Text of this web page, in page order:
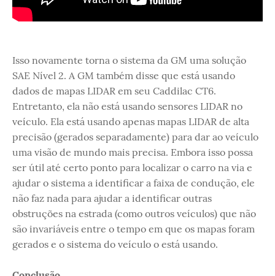
Isso novamente torna o sistema da GM uma solução
SAE Nível 2. A GM também disse que está usando
dados de mapas LIDAR em seu Caddilac CT6.
Entretanto, ela não está usando sensores LIDAR no
veículo. Ela está usando apenas mapas LIDAR de alta
precisão (gerados separadamente) para dar ao veículo
uma visão de mundo mais precisa. Embora isso possa
ser útil até certo ponto para localizar o carro na via e
ajudar o sistema a identificar a faixa de condução, ele
não faz nada para ajudar a identificar outras
obstruções na estrada (como outros veículos) que não
são invariáveis entre o tempo em que os mapas foram
gerados e o sistema do veículo o está usando.